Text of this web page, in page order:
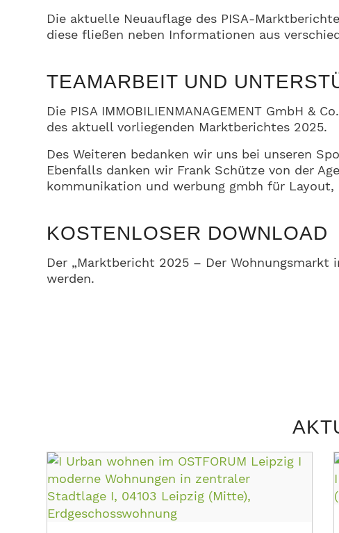
Die aktuelle Neuauflage des PISA-
diese fließen neben Informationen aus
TEAMARBEIT UND
Die PISA IMMOBILIENMANAGEMENT GmbH
des aktuell vorliegenden Marktberichtes 2025.
Des Weiteren bedanken wir uns bei unseren
Ebenfalls danken wir Frank Schütze von der
kommunikation und werbung gmbh für
KOSTENLOSER DOWNLOAD
Der „Marktbericht 2025 – Der Wohnungsmarkt
werden.